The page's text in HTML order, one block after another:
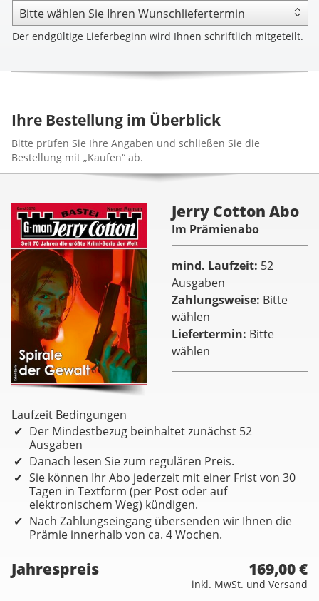
Der endgültige Lieferbeginn wird Ihnen schriftlich mitgeteilt.
Ihre Bestellung im Überblick
Bitte prüfen Sie Ihre Angaben und schließen Sie die
Bestellung mit „Kaufen“ ab.
Jerry Cotton Abo
Im Prämienabo
mind. Laufzeit 52
Ausgaben
Zahlungsweise Bitte
wählen
Liefertermin Bitte
wählen
Laufzeit Bedingungen
Der Mindestbezug beinhaltet zunächst 52
Ausgaben
Danach lesen Sie zum regulären Preis.
Sie können Ihr Abo jederzeit mit einer Frist von 30
Tagen in Textform (per Post oder auf
elektronischem Weg) kündigen.
Nach Zahlungseingang übersenden wir Ihnen die
Prämie innerhalb von ca. 4 Wochen.
Jahrespreis 169,00 €
inkl. MwSt. und Versand